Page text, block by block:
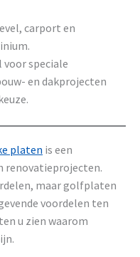
carport en
speciale
en dakprojecten
platen is een
renovatieprojecten.
maar golfplaten
voordelen ten
u zien waarom